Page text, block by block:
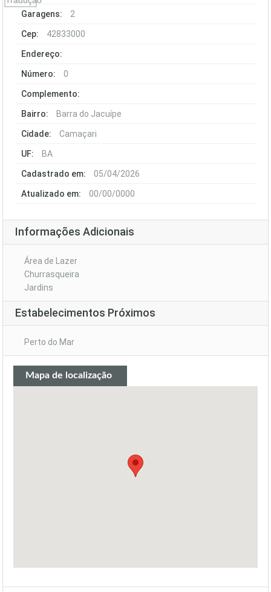
Garagens: 2
Cep: 42833000
Endereço:
Número: 0
Complemento:
Bairro: Barra do Jacuípe
Cidade: Camaçari
UF: BA
Cadastrado em: 05/04/2026
Atualizado em: 00/00/0000
Informações Adicionais
Área de Lazer
Churrasqueira
Jardins
Estabelecimentos Próximos
Perto do Mar
Mapa de localização